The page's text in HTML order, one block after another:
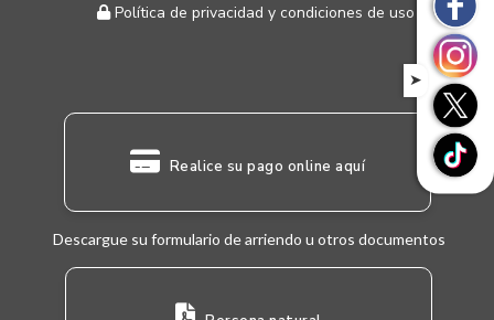
Política de privacidad y condiciones de uso
Realice su pago online aquí
Descargue su formulario de arriendo u otros documentos
➤